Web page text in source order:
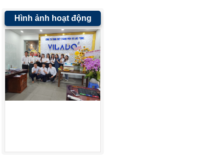
Hình ảnh hoạt động